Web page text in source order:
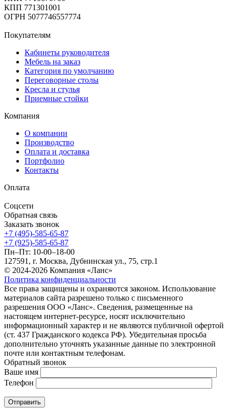
КПП 771301001
ОГРН 5077746557774
Покупателям
Кабинеты руководителя
Мебель на заказ
Категория по умолчанию
Переговорные столы
Кресла и стулья
Приемные стойки
Компания
О компании
Производство
Оплата и доставка
Портфолио
Контакты
Оплата
Соцсети
Обратная связь
Заказать звонок
+7 (495)-585-65-87
+7 (925)-585-65-87
Пн–Пт: 10-00–18-00
127591, г. Москва, Дубнинская ул., 75, стр.1
© 2024-2026 Компания «Ланс»
Политика конфиденциальности
Все права защищены и охраняются законом. Использование
материалов сайта разрешено только с письменного
разрешения ООО «Ланс». Сведения, размещенные на
настоящем интернет-ресурсе, носят исключительно
информационный характер и не являются публичной офертой
(ст. 437 Гражданского кодекса РФ). Убедительная просьба
дополнительно уточнять указанные данные по электронной
почте или контактным телефонам.
Обратный звонок
Ваше имя
Телефон
Отправить